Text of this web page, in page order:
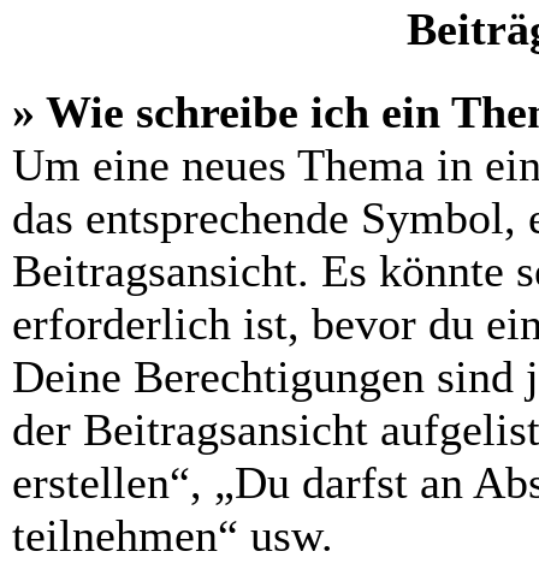
» Wie schreibe ich ein
Um eine neues Thema in
das entsprechende
Beitragsansicht. Es könnte
erforderlich ist, bevor du
Deine Berechtigungen sind
der Beitragsansicht
erstellen“, „Du darfst an
teilnehmen“ usw.